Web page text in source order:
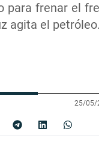
para frenar el
agita el petróleo.
25/05/